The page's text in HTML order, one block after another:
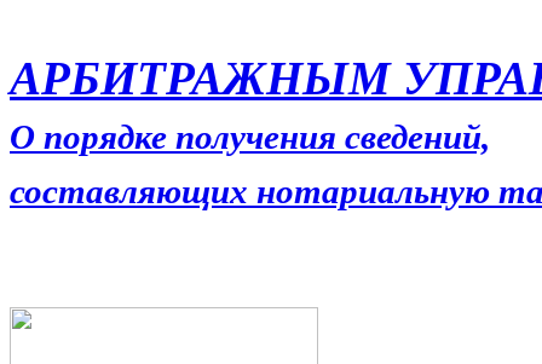
АРБИТРАЖНЫМ
О порядке получения сведений,
составляющих нотариальную